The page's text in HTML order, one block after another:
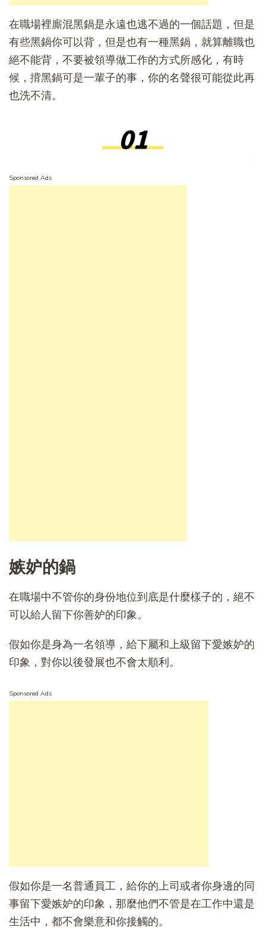
在職場裡廝混黑鍋是永遠也逃不過的一個話題，但是
有些黑鍋你可以背，但是也有一種黑鍋，就算離職也
絕不能背，不要被領導做工作的方式所感化，有時
候，揹黑鍋可是一輩子的事，你的名聲很可能從此再
也洗不清。
Sponsored Ads
嫉妒的鍋
在職場中不管你的身份地位到底是什麼樣子的，絕不
可以給人留下你善妒的印象。
假如你是身為一名領導，給下屬和上級留下愛嫉妒的
印象，對你以後發展也不會太順利。
Sponsored Ads
假如你是一名普通員工，給你的上司或者你身邊的同
事留下愛嫉妒的印象，那麼他們不管是在工作中還是
生活中，都不會樂意和你接觸的。